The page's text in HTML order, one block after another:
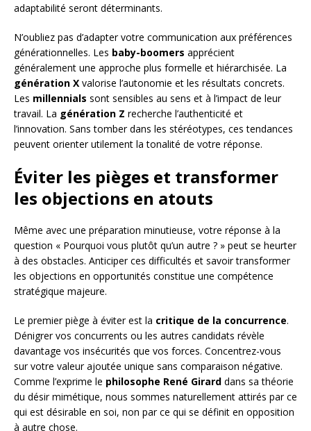
adaptabilité seront déterminants.
N’oubliez pas d’adapter votre communication aux préférences
générationnelles. Les baby-boomers apprécient
généralement une approche plus formelle et hiérarchisée. La
génération X valorise l’autonomie et les résultats concrets.
Les millennials sont sensibles au sens et à l’impact de leur
travail. La génération Z recherche l’authenticité et
l’innovation. Sans tomber dans les stéréotypes, ces tendances
peuvent orienter utilement la tonalité de votre réponse.
Éviter les pièges et transformer
les objections en atouts
Même avec une préparation minutieuse, votre réponse à la
question « Pourquoi vous plutôt qu’un autre ? » peut se heurter
à des obstacles. Anticiper ces difficultés et savoir transformer
les objections en opportunités constitue une compétence
stratégique majeure.
Le premier piège à éviter est la critique de la concurrence.
Dénigrer vos concurrents ou les autres candidats révèle
davantage vos insécurités que vos forces. Concentrez-vous
sur votre valeur ajoutée unique sans comparaison négative.
Comme l’exprime le philosophe René Girard dans sa théorie
du désir mimétique, nous sommes naturellement attirés par ce
qui est désirable en soi, non par ce qui se définit en opposition
à autre chose.